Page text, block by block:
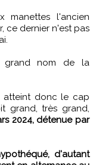
manettes l'ancien
ce dernier n'est pas
nom de la
donc le cap
grand, très grand,
2024, détenue par
d'autant